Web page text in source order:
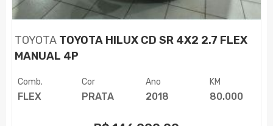
TOYOTA TOYOTA HILUX CD SR 4X2 2.7 FLEX
MANUAL 4P
Comb.
FLEX
Cor
PRATA
Ano
2018
KM
80.000